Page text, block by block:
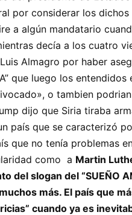
considerar los dichos
a algún mandatario
decía a los cuatro
Almagro por haber
que luego los
o tambien
dijo que Siria tiraba
país que se caracterizó
que no tenía problemas
como a Martin
del slogan del “SUEÑO
más. El país que
cuando ya es